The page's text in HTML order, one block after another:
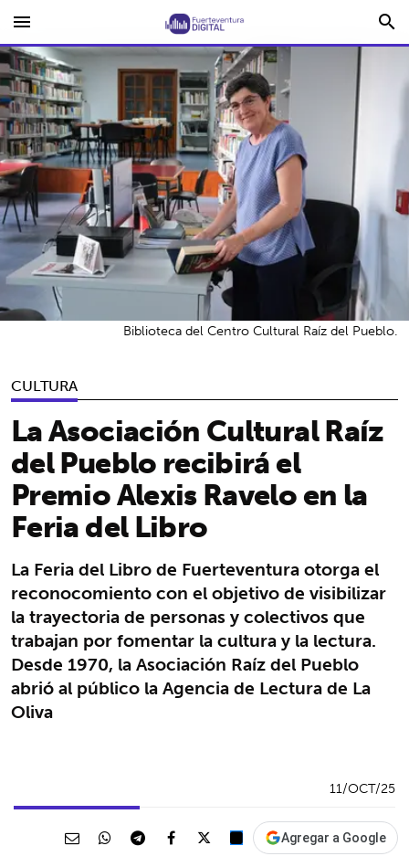
menu search
CULTURA
La Asociación Cultural Raíz
del Pueblo recibirá el
Premio Alexis Ravelo en la
Feria del Libro
La Feria del Libro de Fuerteventura otorga el
reconocomiento con el objetivo de visibilizar
la trayectoria de personas y colectivos que
trabajan por fomentar la cultura y la lectura.
Desde 1970, la Asociación Raíz del Pueblo
abrió al público la Agencia de Lectura de La
Oliva
Biblioteca del Centro Cultural Raíz del Pueblo.
11/OCT/25
Agregar a Google